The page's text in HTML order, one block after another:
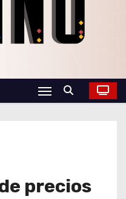
precios